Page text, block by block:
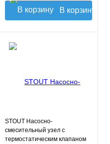
В корзину
STOUT Насосно-
смесительный узел с
термостатическим клапаном